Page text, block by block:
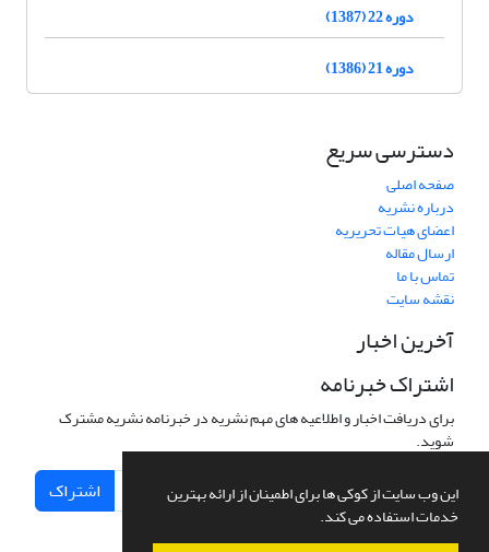
این وب سایت از کوکی ها برای اطمینان از ارائه بهترین
خدمات استفاده می کند.
دوره 22 (1387)
دوره 21 (1386)
دسترسی سریع
صفحه اصلی
درباره نشریه
اعضای هیات تحریریه
ارسال مقاله
تماس با ما
نقشه سایت
آخرین اخبار
اشتراک خبرنامه
برای دریافت اخبار و اطلاعیه های مهم نشریه در خبرنامه نشریه مشترک
شوید.
اشتراک